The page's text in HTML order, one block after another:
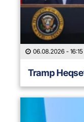
06.08.2026 - 16:15
Tramp